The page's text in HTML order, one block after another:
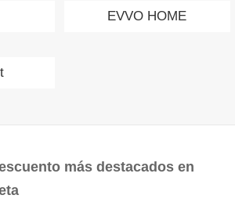
EVVO HOME
más destacados en